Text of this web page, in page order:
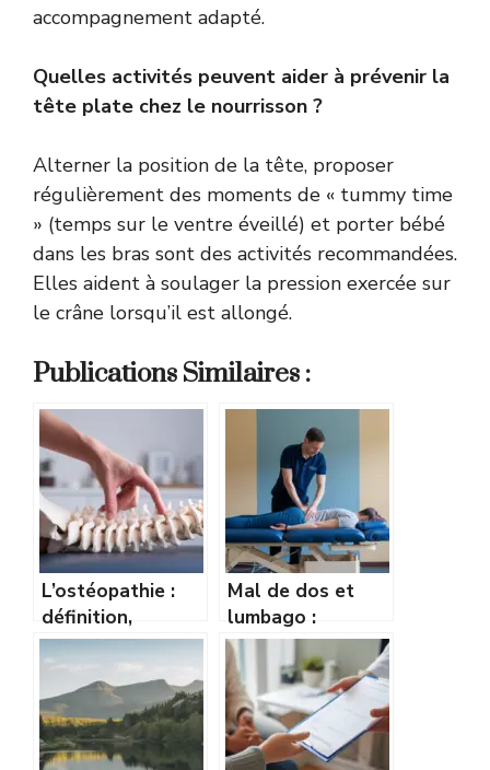
accompagnement adapté.
Quelles activités peuvent aider à prévenir la
tête plate chez le nourrisson ?
Alterner la position de la tête, proposer
régulièrement des moments de « tummy time
» (temps sur le ventre éveillé) et porter bébé
dans les bras sont des activités recommandées.
Elles aident à soulager la pression exercée sur
le crâne lorsqu’il est allongé.
Publications Similaires :
L’ostéopathie :
définition,
principes et
bienfaits pour le
corps
Mal de dos et
lumbago :
comment
l’ostéopathie
peut vous
soulager